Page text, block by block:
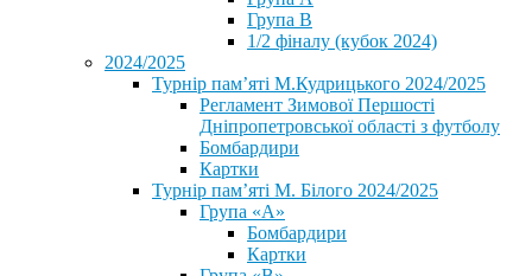
Група В
1/2 фіналу (кубок 2024)
2024/2025
Турнір пам’яті М.Кудрицького 2024/2025
Регламент Зимової Першості
Дніпропетровської області з футболу
Бомбардири
Картки
Турнір пам’яті М. Білого 2024/2025
Група «А»
Бомбардири
Картки